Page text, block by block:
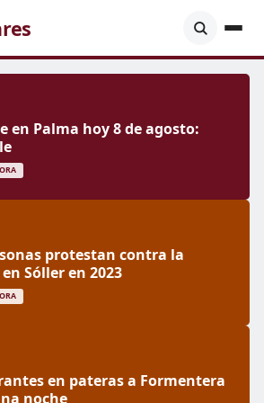
en Palma hoy 8 de agosto:
protestan contra la
Sóller en 2023
en pateras a Formentera
noche